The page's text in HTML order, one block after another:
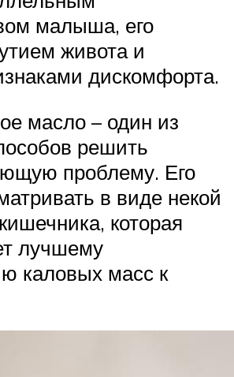
малыша, его
живота и
дискомфорта.
масло – один из
решить
проблему. Его
в виде некой
которая
лучшему
каловых масс к